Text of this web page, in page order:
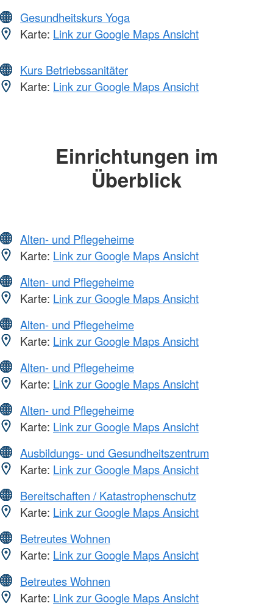
Gesundheitskurs Yoga
Karte: Link zur Google Maps Ansicht
Kurs Betriebssanitäter
Karte: Link zur Google Maps Ansicht
Einrichtungen im
Überblick
Alten- und Pflegeheime
Karte: Link zur Google Maps Ansicht
Alten- und Pflegeheime
Karte: Link zur Google Maps Ansicht
Alten- und Pflegeheime
Karte: Link zur Google Maps Ansicht
Alten- und Pflegeheime
Karte: Link zur Google Maps Ansicht
Alten- und Pflegeheime
Karte: Link zur Google Maps Ansicht
Ausbildungs- und Gesundheitszentrum
Karte: Link zur Google Maps Ansicht
Bereitschaften / Katastrophenschutz
Karte: Link zur Google Maps Ansicht
Betreutes Wohnen
Karte: Link zur Google Maps Ansicht
Betreutes Wohnen
Karte: Link zur Google Maps Ansicht